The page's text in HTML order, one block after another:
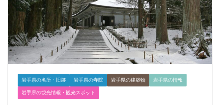
岩手県の名所・旧跡 岩手県の寺院 岩手県の建築物 岩手県の情報
岩手県の観光情報・観光スポット